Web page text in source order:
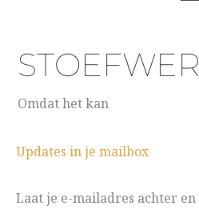
Omdat het kan
Updates in je mailbox
Laat je e-mailadres achter